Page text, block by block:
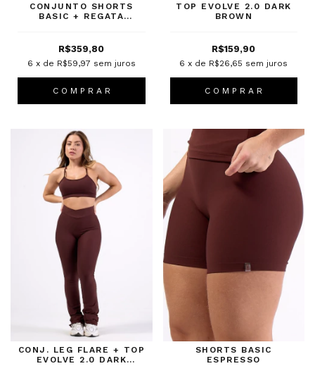
CONJUNTO SHORTS
BASIC + REGATA
R$359,80
6 x de R$59,97 sem juros
C O M P R A R
TOP EVOLVE 2.0 DARK
BROWN
R$159,90
6 x de R$26,65 sem juros
C O M P R A R
CONJ. LEG FLARE + TOP
EVOLVE 2.0 DARK
SHORTS BASIC
ESPRESSO